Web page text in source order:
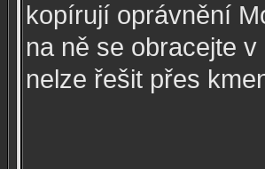
kopírují oprávnění
na ně se obracejte
nelze řešit přes